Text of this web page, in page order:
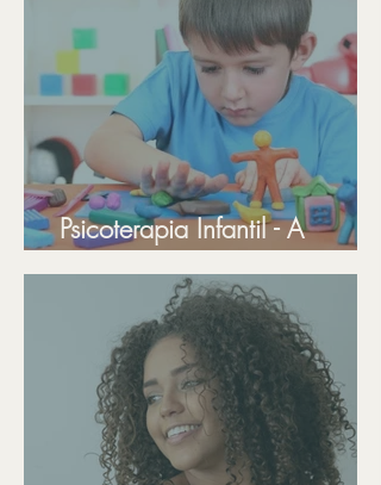
Psicoterapia Infantil - A
Criança Senta e Conversa?